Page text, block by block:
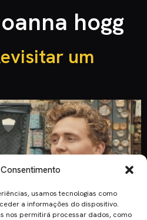
usamos tecnologias como
a informações do dispositivo.
nos permitirá processar dados, como
hogg
um